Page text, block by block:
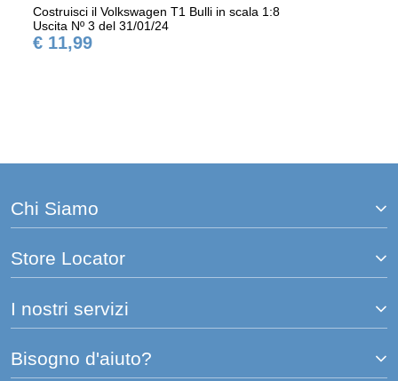
Costruisci il Volkswagen T1 Bulli in scala 1:8
Uscita Nº 3 del 31/01/24
€ 11,99
Chi Siamo
Store Locator
I nostri servizi
Bisogno d'aiuto?